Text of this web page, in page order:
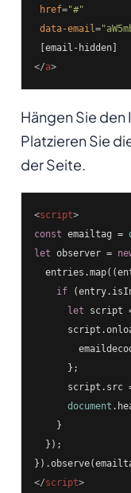
href="#"
data-email=
</a>
Hängen Sie
Platzieren Sie
der Seite.
<script>
const emailtag =
let observer =
  entries.map(
(
if
let script
      };
script.src
document
    }
  });
</script>